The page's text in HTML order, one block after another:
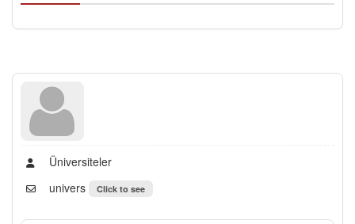
Üniversiteler
univers
Click to see